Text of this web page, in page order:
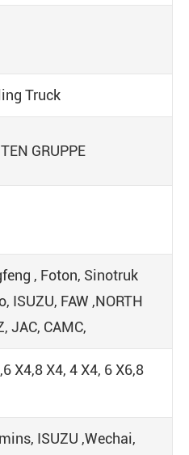
Truck
GRUPPE
, Foton, Sinotruk
ISUZU, FAW ,NORTH
JAC, CAMC,
X4,8 X4, 4 X4, 6 X6,8
ISUZU ,Wechai,